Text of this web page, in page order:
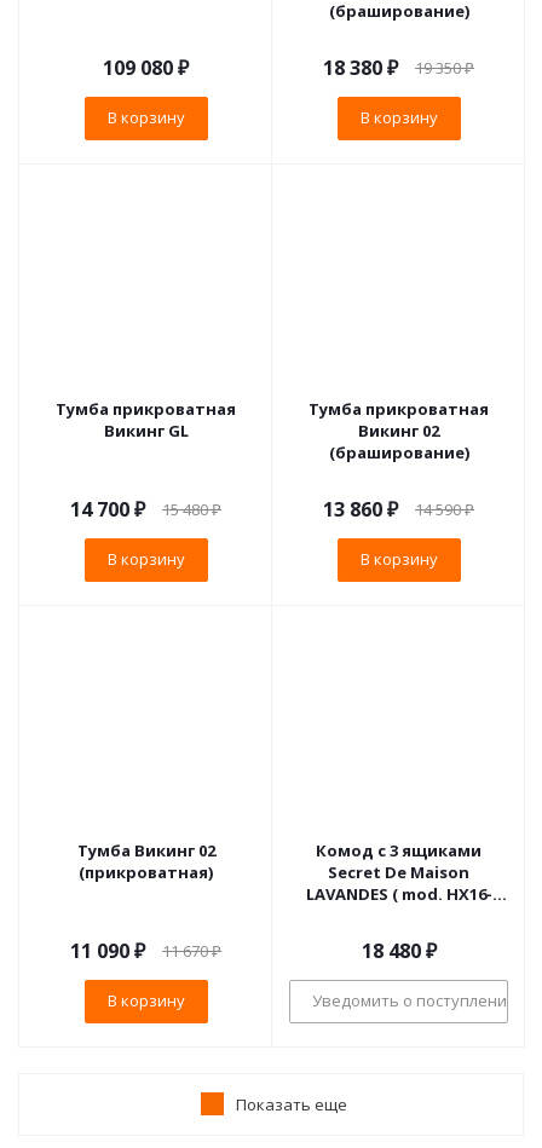
109 080₽
В корзину
(браширование)
18 380₽ 19 350₽
В корзину
Тумба прикроватная
Викинг GL
14 700₽ 15 480₽
В корзину
Тумба прикроватная
Викинг 02
(браширование)
13 860₽ 14 590₽
В корзину
Тумба Викинг 02
(прикроватная)
11 090₽ 11 670₽
В корзину
Комод с 3 ящиками
Secret De Maison
LAVANDES ( mod. HX16-
90x45x86см, butter white
(слоновая кость)
18 480₽
Уведомить о поступлении
Показать еще